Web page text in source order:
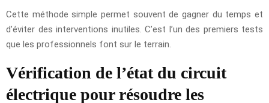
Cette méthode simple permet souvent de gagner du temps et
d’éviter des interventions inutiles. C’est l’un des premiers tests
que les professionnels font sur le terrain.
Vérification de l’état du circuit
électrique pour résoudre les